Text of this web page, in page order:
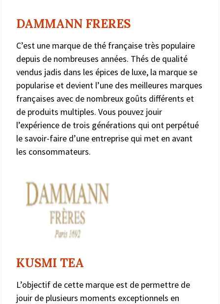
DAMMANN FRERES
C’est une marque de thé française très populaire
depuis de nombreuses années. Thés de qualité
vendus jadis dans les épices de luxe, la marque se
popularise et devient l’une des meilleures marques
françaises avec de nombreux goûts différents et
de produits multiples. Vous pouvez jouir
l’expérience de trois générations qui ont perpétué
le savoir-faire d’une entreprise qui met en avant
les consommateurs.
KUSMI TEA
L’objectif de cette marque est de permettre de
jouir de plusieurs moments exceptionnels en